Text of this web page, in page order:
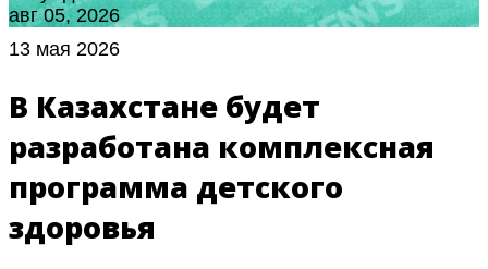
авг 05, 2026
13 мая 2026
В Казахстане будет
разработана комплексная
программа детского
здоровья